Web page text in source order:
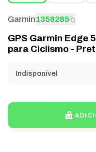
Garmin1358285
GPS Garmin Edge
para Ciclismo -
Indisponível